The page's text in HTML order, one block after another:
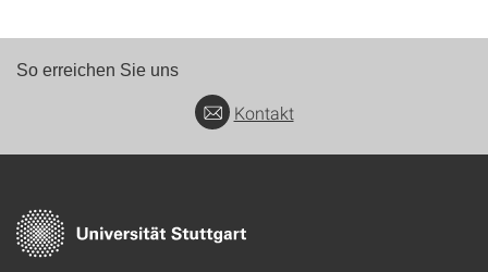
So erreichen Sie uns
Kontakt